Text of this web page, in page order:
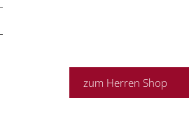
zum Herren Shop